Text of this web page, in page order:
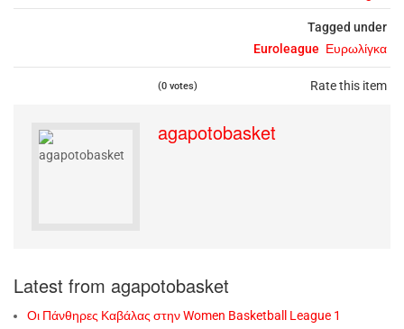
Tagged under
Euroleague Ευρωλίγκα
Rate this item
(0 votes)
agapotobasket
Latest from agapotobasket
Οι Πάνθηρες Καβάλας στην Women Basketball League 1